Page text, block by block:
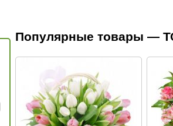
Популярные товары —